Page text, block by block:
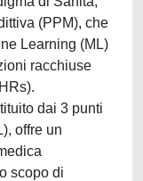
(PPM), che
Learning (ML)
racchiuse
dai 3 punti
offre un
scopo di